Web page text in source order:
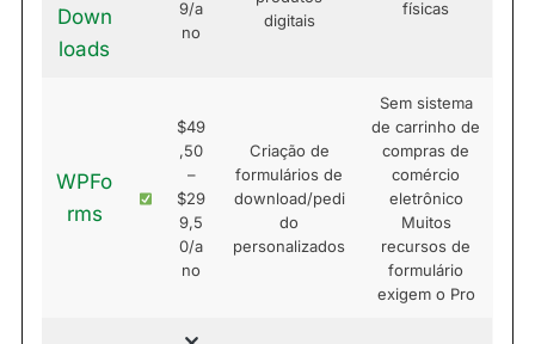
Down
loads
9/a
no
digitais
físicas
WPFo
rms
$49
,50
–
$29
9,5
0/a
no
Criação de
formulários de
download/pedi
do
personalizados
Sem sistema
de carrinho de
compras de
comércio
eletrônico
Muitos
recursos de
formulário
exigem o Pro